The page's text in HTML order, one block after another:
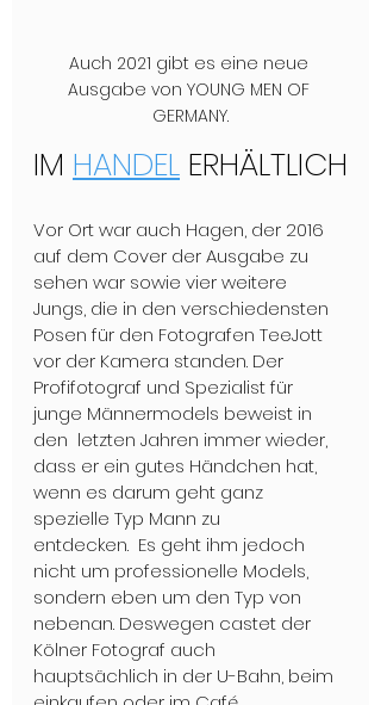
Auch 2021 gibt es eine neue
Ausgabe von YOUNG MEN OF
GERMANY.
IM HANDEL ERHÄLTLICH
Vor Ort war auch Hagen, der 2016
auf dem Cover der Ausgabe zu
sehen war sowie vier weitere
Jungs, die in den verschiedensten
Posen für den Fotografen TeeJott
vor der Kamera standen. Der
Profifotograf und Spezialist für
junge Männermodels beweist in
den  letzten Jahren immer wieder,
dass er ein gutes Händchen hat,
wenn es darum geht ganz
spezielle Typ Mann zu
entdecken.  Es geht ihm jedoch
nicht um professionelle Models,
sondern eben um den Typ von
nebenan. Deswegen castet der
Kölner Fotograf auch
hauptsächlich in der U-Bahn, beim